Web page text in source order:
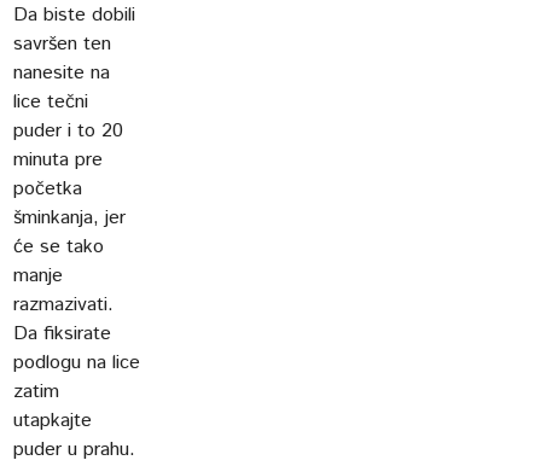
Da biste dobili
savršen ten
nanesite na
lice tečni
puder i to 20
minuta pre
početka
šminkanja, jer
će se tako
manje
razmazivati.
Da fiksirate
podlogu na lice
zatim
utapkajte
puder u prahu.